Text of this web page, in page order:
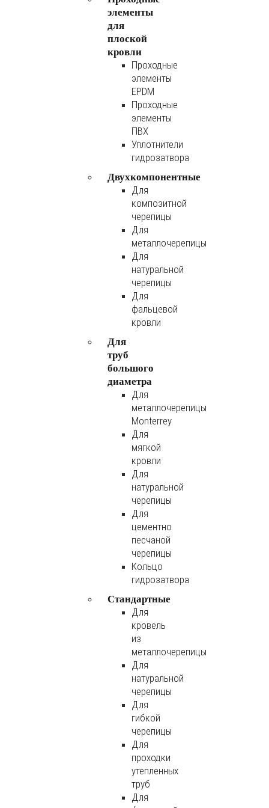
элементы
для
плоской
кровли
Проходные
элементы
EPDM
Проходные
элементы
ПВХ
Уплотнители
гидрозатвора
Двухкомпонентные
Для
композитной
черепицы
Для
металлочерепицы
Для
натуральной
черепицы
Для
фальцевой
кровли
Для
труб
большого
диаметра
Для
металлочерепицы
Monterrey
Для
мягкой
кровли
Для
натуральной
черепицы
Для
цементно
песчаной
черепицы
Кольцо
гидрозатвора
Стандартные
Для
кровель
из
металлочерепицы
Для
натуральной
черепицы
Для
гибкой
черепицы
Для
проходки
утепленных
труб
Для